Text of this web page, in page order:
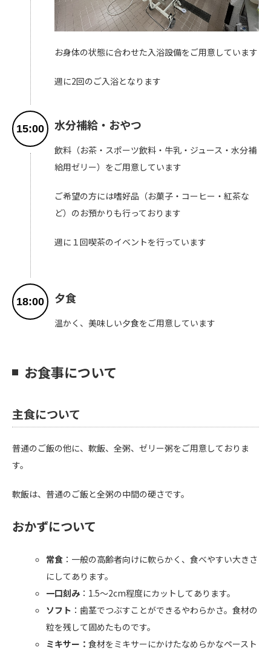
お身体の状態に合わせた入浴設備をご用意しています
週に2回のご入浴となります
15:00 水分補給・おやつ
飲料（お茶・スポーツ飲料・牛乳・ジュース・水分補
給用ゼリー）をご用意しています
ご希望の方には嗜好品（お菓子・コーヒー・紅茶な
ど）のお預かりも行っております
週に１回喫茶のイベントを行っています
18:00 夕食
温かく、美味しい夕食をご用意しています
お食事について
主食について
普通のご飯の他に、軟飯、全粥、ゼリー粥をご用意しておりま
す。
軟飯は、普通のご飯と全粥の中間の硬さです。
おかずについて
常食 ：一般の高齢者向けに軟らかく、食べやすい大きさ
にしてあります。
一口刻み ：1.5～2cm程度にカットしてあります。
ソフト ：歯茎でつぶすことができるやわらかさ。食材の
粒を残して固めたものです。
ミキサー： 食材をミキサーにかけたなめらかなペースト